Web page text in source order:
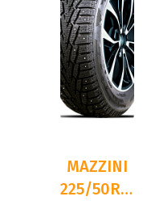
MAZZINI
225/50R17